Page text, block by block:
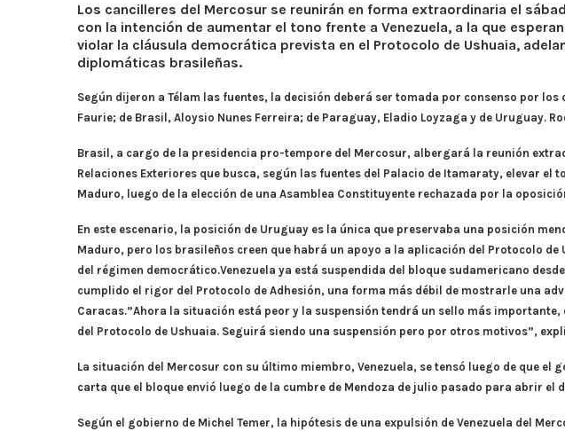
Los cancilleres del Mercosur se reunirán en forma extraordinaria el
con la intención de aumentar el tono frente a Venezuela, a la que
violar la cláusula democrática prevista en el Protocolo de Ushuaia,
diplomáticas brasileñas.
Según dijeron a Télam las fuentes, la decisión deberá ser tomada por consenso por
Faurie; de Brasil, Aloysio Nunes Ferreira; de Paraguay, Eladio Loyzaga y de Uruguay.
Brasil, a cargo de la presidencia pro-tempore del Mercosur, albergará la reunión
Relaciones Exteriores que busca, según las fuentes del Palacio de Itamaraty, elevar el
Maduro, luego de la elección de una Asamblea Constituyente rechazada por la
En este escenario, la posición de Uruguay es la única que preservaba una posición
Maduro, pero los brasileños creen que habrá un apoyo a la aplicación del Protocolo
del régimen democrático.Venezuela ya está suspendida del bloque sudamericano
cumplido el rigor del Protocolo de Adhesión, una forma más débil de mostrarle una
Caracas.”Ahora la situación está peor y la suspensión tendrá un sello más
del Protocolo de Ushuaia. Seguirá siendo una suspensión pero por otros motivos”,
La situación del Mercosur con su último miembro, Venezuela, se tensó luego de que el
carta que el bloque envió luego de la cumbre de Mendoza de julio pasado para abrir el
Según el gobierno de Michel Temer, la hipótesis de una expulsión de Venezuela del